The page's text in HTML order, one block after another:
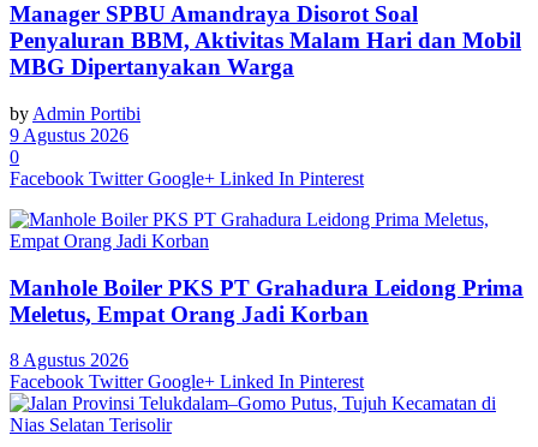
Manager SPBU Amandraya Disorot Soal
Penyaluran BBM, Aktivitas Malam Hari dan Mobil
MBG Dipertanyakan Warga
by Admin Portibi
9 Agustus 2026
0
Facebook Twitter Google+ Linked In Pinterest
Manhole Boiler PKS PT Grahadura Leidong Prima
Meletus, Empat Orang Jadi Korban
8 Agustus 2026
Facebook Twitter Google+ Linked In Pinterest